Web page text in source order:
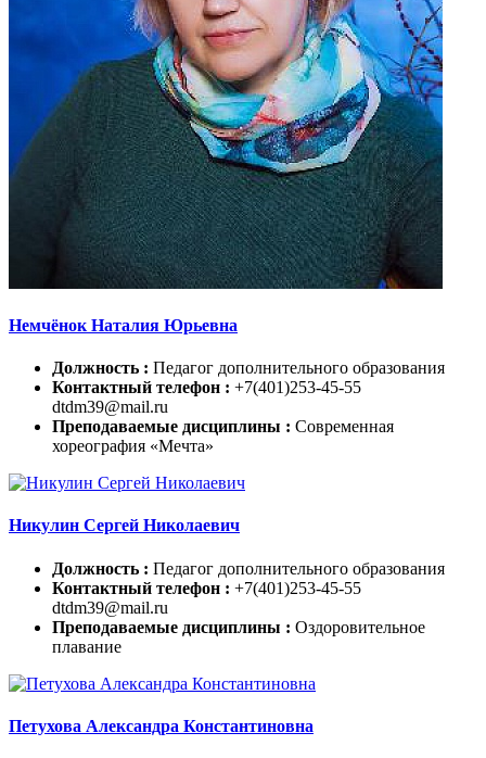
Немчёнок Наталия Юрьевна
Должность : Педагог дополнительного образования
Контактный телефон : +7(401)253-45-55
dtdm39@mail.ru
Преподаваемые дисциплины : Современная
хореография «Мечта»
Никулин Сергей Николаевич
Должность : Педагог дополнительного образования
Контактный телефон : +7(401)253-45-55
dtdm39@mail.ru
Преподаваемые дисциплины : Оздоровительное
плавание
Петухова Александра Константиновна